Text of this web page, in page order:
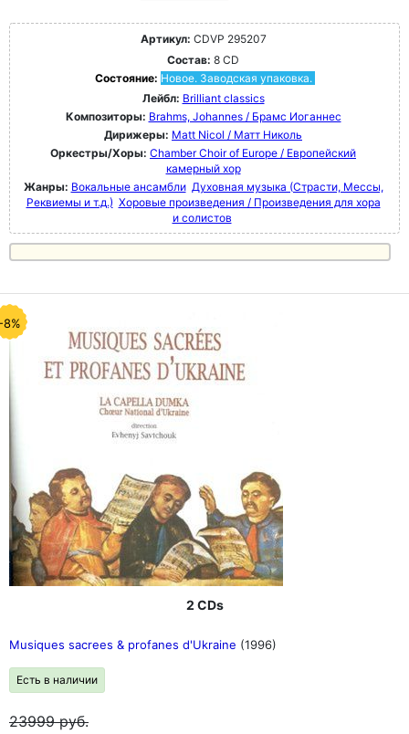
Артикул: CDVP 295207
Состав: 8 CD
Состояние: Новое. Заводская упаковка.
Лейбл: Brilliant classics
Композиторы: Brahms, Johannes / Брамс Иоганнес
Дирижеры: Matt Nicol / Матт Николь
Оркестры/Хоры: Chamber Choir of Europe / Европейский
камерный хор
Жанры: Вокальные ансамбли Духовная музыка (Страсти, Мессы,
Реквиемы и т.д.) Хоровые произведения / Произведения для хора
и солистов
8%
2 CDs
Musiques sacrees & profanes d'Ukraine (1996)
Есть в наличии
23999руб.